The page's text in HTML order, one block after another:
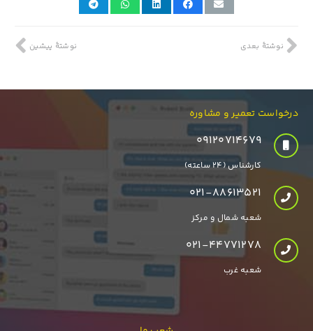
نوشتهٔ پیشین نوشتهٔ بعدی
درخواست تعمیر و مشاوره
۰۹۱۲۰۷۱۴۶۷۹
کارشناس (24 ساعته)
021-88613521
شعبه شمال و مرکز
021-44771278
شعبه غرب